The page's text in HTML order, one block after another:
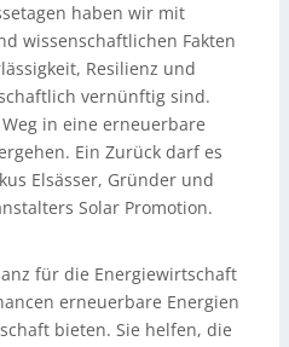
haben wir mit
wissenschaftlichen Fakten
Resilienz und
vernünftig sind.
in eine erneuerbare
Ein Zurück darf es
Elsässer, Gründer und
Solar Promotion.
für die Energiewirtschaft
erneuerbare Energien
bieten. Sie helfen, die